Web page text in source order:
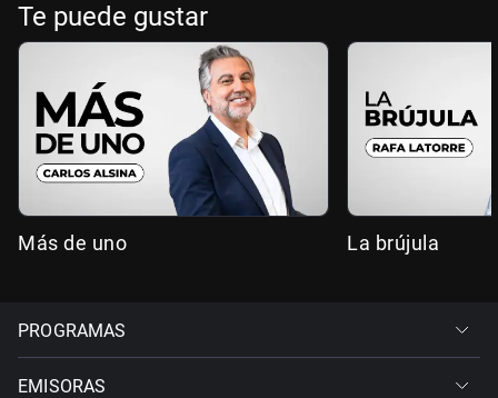
Te puede gustar
Más de uno La brújula
PROGRAMAS
EMISORAS